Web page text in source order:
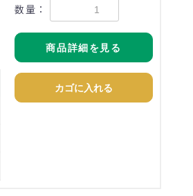
数量：
商品詳細を見る
カゴに入れる